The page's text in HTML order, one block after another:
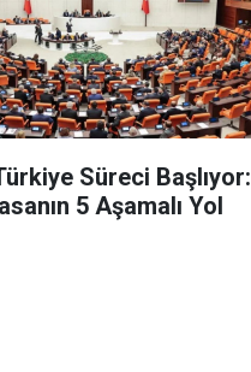
Süreci Başlıyor:
5 Aşamalı Yol